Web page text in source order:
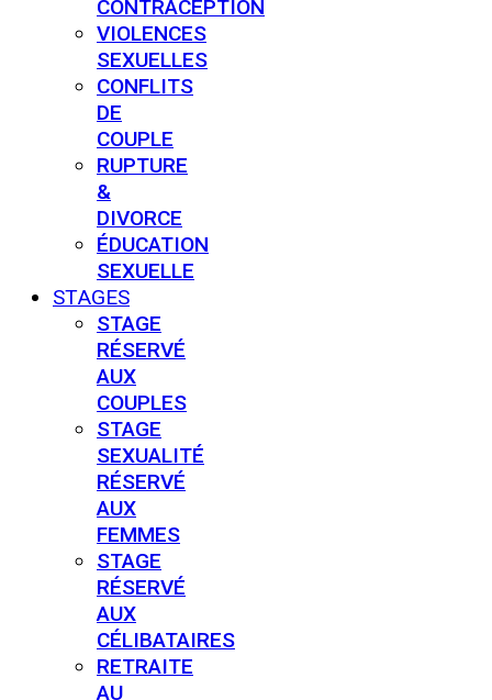
CONTRACEPTION
VIOLENCES
SEXUELLES
CONFLITS
DE
COUPLE
RUPTURE
&
DIVORCE
ÉDUCATION
SEXUELLE
STAGES
STAGE
RÉSERVÉ
AUX
COUPLES
STAGE
SEXUALITÉ
RÉSERVÉ
AUX
FEMMES
STAGE
RÉSERVÉ
AUX
CÉLIBATAIRES
RETRAITE
AU